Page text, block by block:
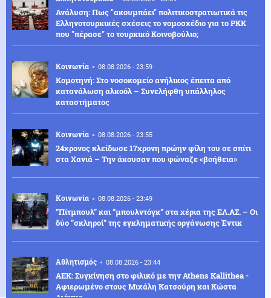
Ανάλυση: Πως "ακουμπάει" πολιτικοστρατιωτικά τις
Ελληνοτουρκικές σχέσεις το νομοσχέδιο για το PKK
που "πέρασε" το τουρκικό Κοινοβούλιο;
Κοινωνία 08.08.2026 - 23:59
Κομοτηνή: Στο νοσοκομείο ανήλικος έπειτα από
κατανάλωση αλκοόλ – Συνελήφθη υπάλληλος
καταστήματος
Κοινωνία 08.08.2026 - 23:55
24χρονος κλείδωσε 17χρονη πρώην φίλη του σε σπίτι
στα Χανιά – Την άκουσαν που φώναζε «βοήθεια»
Κοινωνία 08.08.2026 - 23:49
”Πίτμπουλ” και ”μπουλντόγκ” στα χέρια της ΕΛ.ΑΣ. – Οι
δύο ”σκληροί” της εγκληματικής οργάνωσης Έντικ
Αθλητισμός 08.08.2026 - 23:44
ΑΕΚ: Συγκίνηση στο φιλικό με την Athens Kallithea -
Αφιερωμένο στους Μιχάλη Κατσούρη και Κώστα